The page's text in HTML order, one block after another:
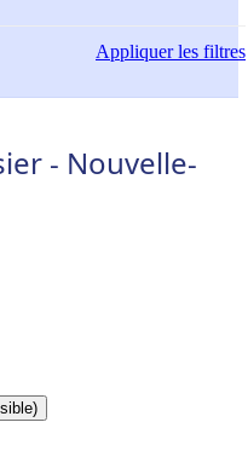
Appliquerles filtres
- Nouvelle-